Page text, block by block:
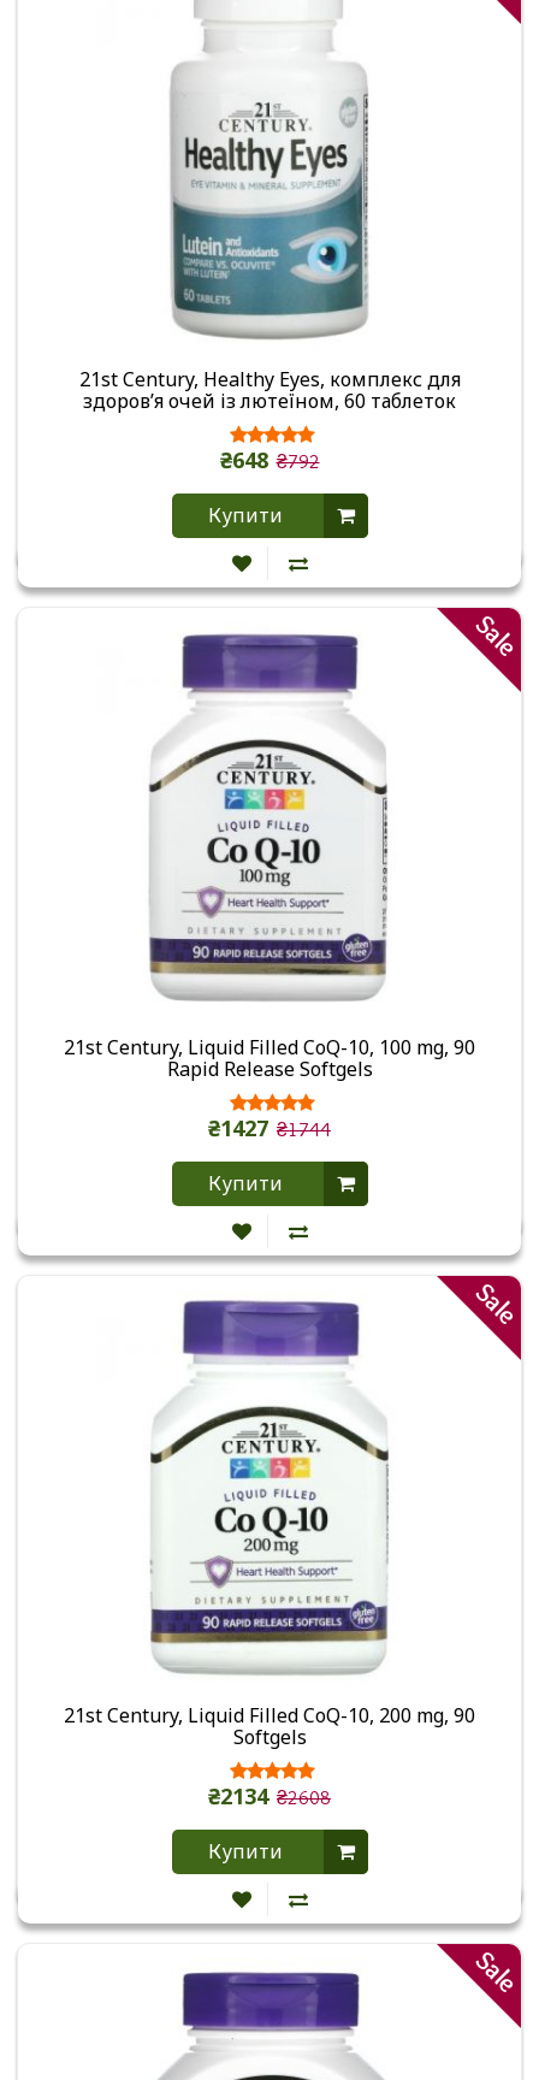
21st Century, Healthy Eyes, комплекс для
здоров’я очей із лютеїном, 60 таблеток
₴648 ₴792
Купити
Sale
21st Century, Liquid Filled CoQ-10, 100 mg, 90
Rapid Release Softgels
₴1427 ₴1744
Купити
Sale
21st Century, Liquid Filled CoQ-10, 200 mg, 90
Softgels
₴2134 ₴2608
Купити
Sale